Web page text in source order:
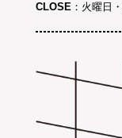
CLOSE：火曜日